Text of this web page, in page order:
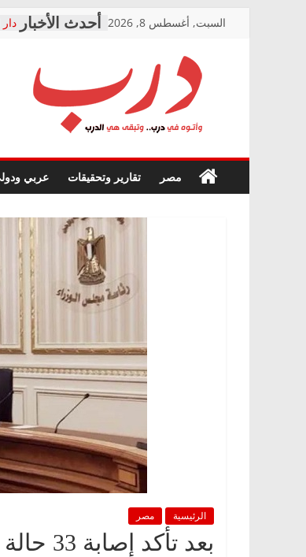
السبت, أغسطس 8, 2026
درب
في
درب..
مصر تقارير وتحقيقات عربي
الرئيسية مصر
بعد